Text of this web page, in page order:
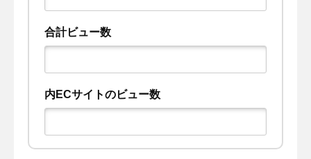
合計ビュー数
内ECサイトのビュー数